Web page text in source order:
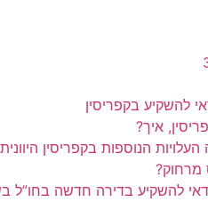
איך?
הנוספות בקפריסין
מרחוק?